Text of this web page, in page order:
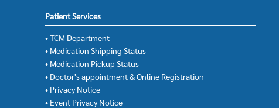
Patient Services
• TCM Department
• Medication Shipping Status
• Medication Pickup Status
• Doctor's appointment & Online Registration
• Privacy Notice
• Event Privacy Notice